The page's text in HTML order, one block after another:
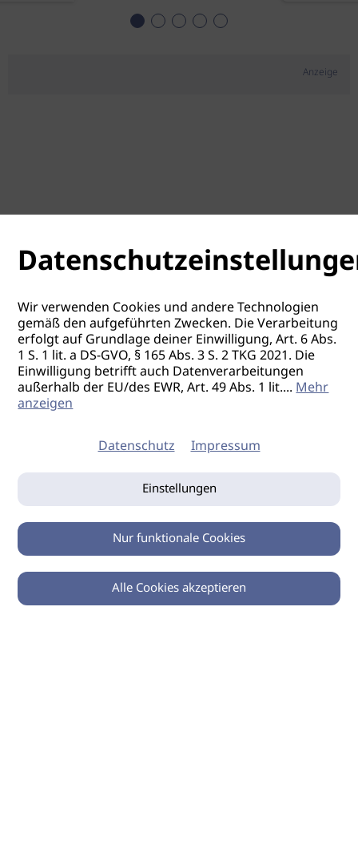
Anzeige
0
Wir verwenden Cookies und andere Technologien
gemäß den aufgeführten Zwecken. Die Verarbeitung
erfolgt auf Grundlage deiner Einwilligung, Art. 6 Abs.
1 S. 1 lit. a DS-GVO, § 165 Abs. 3 S. 2 TKG 2021. Die
Einwilligung betrifft auch Datenverarbeitungen
außerhalb der EU/des EWR, Art. 49 Abs. 1 lit....Mehr
anzeigen
Datenschutz Impressum
Einstellungen
Nur funktionale Cookies
Alle Cookies akzeptieren